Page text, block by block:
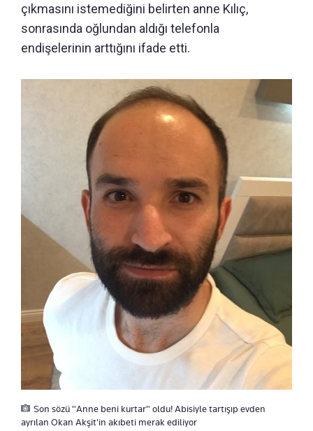
çıkmasını istemediğini belirten anne Kılıç,
sonrasında oğlundan aldığı telefonla
endişelerinin arttığını ifade etti.
Son sözü "Anne beni kurtar" oldu! Abisiyle tartışıp evden
ayrılan Okan Akşit'in akıbeti merak ediliyor